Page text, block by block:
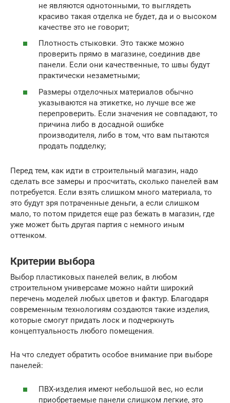
не являются однотонными, то выглядеть
красиво такая отделка не будет, да и о высоком
качестве это не говорит;
Плотность стыковки. Это также можно
проверить прямо в магазине, соединив две
панели. Если они качественные, то швы будут
практически незаметными;
Размеры отделочных материалов обычно
указываются на этикетке, но лучше все же
перепроверить. Если значения не совпадают, то
причина либо в досадной ошибке
производителя, либо в том, что вам пытаются
продать подделку;
Перед тем, как идти в строительный магазин, надо
сделать все замеры и просчитать, сколько панелей вам
потребуется. Если взять слишком много материала, то
это будут зря потраченные деньги, а если слишком
мало, то потом придется еще раз бежать в магазин, где
уже может быть другая партия с немного иным
оттенком.
Критерии выбора
Выбор пластиковых панелей велик, в любом
строительном универсаме можно найти широкий
перечень моделей любых цветов и фактур. Благодаря
современным технологиям создаются такие изделия,
которые смогут придать лоск и подчеркнуть
концептуальность любого помещения.
На что следует обратить особое внимание при выборе
панелей:
ПВХ-изделия имеют небольшой вес, но если
приобретаемые панели слишком легкие, это